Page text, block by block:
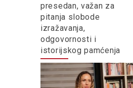
presedan, važan za
pitanja slobode
izražavanja,
odgovornosti i
istorijskog pamćenja